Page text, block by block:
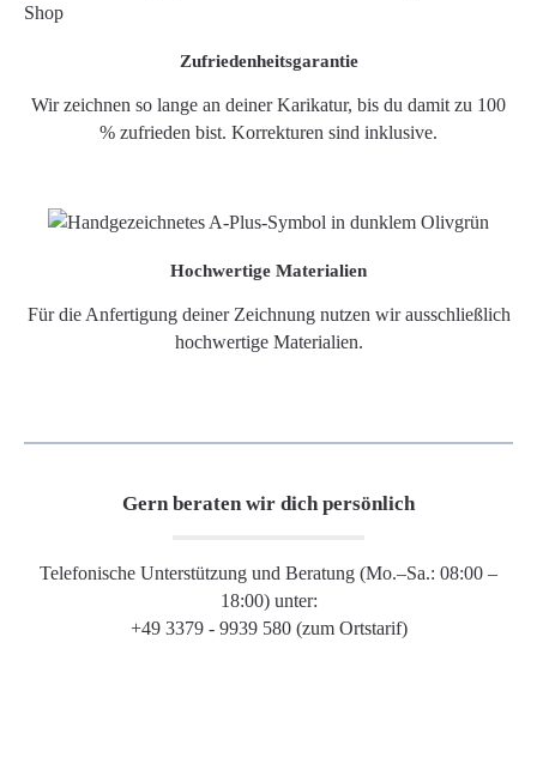
Zufriedenheitsgarantie
Wir zeichnen so lange an deiner Karikatur, bis du damit zu 100
% zufrieden bist. Korrekturen sind inklusive.
Hochwertige Materialien
Für die Anfertigung deiner Zeichnung nutzen wir ausschließlich
hochwertige Materialien.
Gern beraten wir dich persönlich
Telefonische Unterstützung und Beratung (Mo.–Sa.: 08:00 –
18:00) unter:
+49 3379 - 9939 580 (zum Ortstarif)